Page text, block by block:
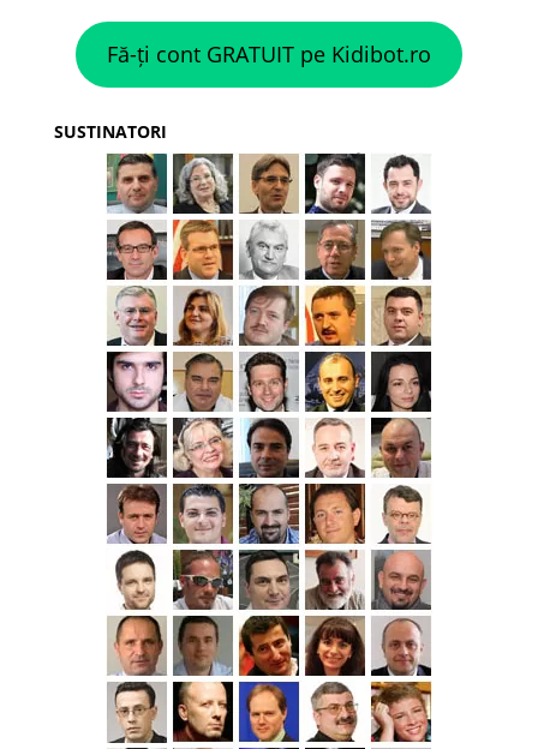
Fă-ți cont GRATUIT pe Kidibot.ro
SUSTINATORI